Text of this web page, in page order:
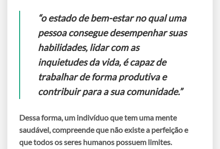
“o estado de bem-estar no qual uma
pessoa consegue desempenhar suas
habilidades, lidar com as
inquietudes da vida, é capaz de
trabalhar de forma produtiva e
contribuir para a sua comunidade.”
Dessa forma, um indivíduo que tem uma mente
saudável, compreende que não existe a perfeição e
que todos os seres humanos possuem limites.